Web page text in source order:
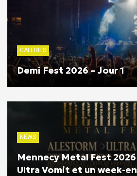
GALERIES
Demi Fest 2026 – Jour 1
NEWS
Mennecy Metal Fest
Ultra Vomit et un week-